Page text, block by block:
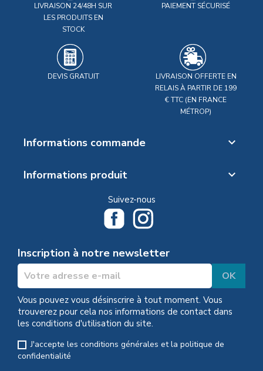
LIVRAISON 24/48H SUR
LES PRODUITS EN
STOCK
PAIEMENT SÉCURISÉ
DEVIS GRATUIT
LIVRAISON OFFERTE EN
RELAIS À PARTIR DE 199
€ TTC (EN FRANCE
MÉTROP)
Informations commande 
Informations produit 
Suivez-nous
Inscription à notre newsletter
Vous pouvez vous désinscrire à tout moment. Vous
trouverez pour cela nos informations de contact dans
les conditions d'utilisation du site.
J'accepte les conditions générales et la politique de
confidentialité